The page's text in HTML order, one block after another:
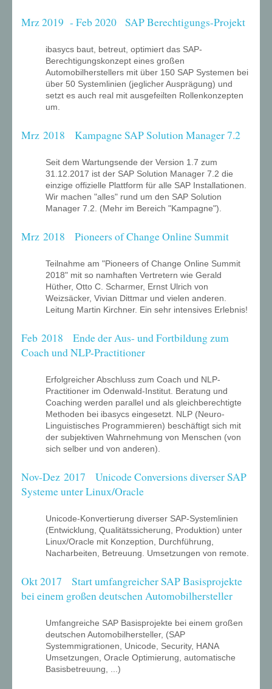
Mrz 2019 - Feb 2020 SAP Berechtigungs-Projekt
ibasycs baut, betreut, optimiert das SAP-
Berechtigungskonzept eines großen
Automobilherstellers mit über 150 SAP Systemen bei
über 50 Systemlinien (jeglicher Ausprägung) und
setzt es auch real mit ausgefeilten Rollenkonzepten
um.
Mrz 2018 Kampagne SAP Solution Manager 7.2
Seit dem Wartungsende der Version 1.7 zum
31.12.2017 ist der SAP Solution Manager 7.2 die
einzige offizielle Plattform für alle SAP Installationen.
Wir machen "alles" rund um den SAP Solution
Manager 7.2. (Mehr im Bereich "Kampagne").
Mrz 2018 Pioneers of Change Online Summit
Teilnahme am "Pioneers of Change Online Summit
2018" mit so namhaften Vertretern wie Gerald
Hüther, Otto C. Scharmer, Ernst Ulrich von
Weizsäcker, Vivian Dittmar und vielen anderen.
Leitung Martin Kirchner. Ein sehr intensives Erlebnis!
Feb 2018 Ende der Aus- und Fortbildung zum
Coach und NLP-Practitioner
Erfolgreicher Abschluss zum Coach und NLP-
Practitioner im Odenwald-Institut. Beratung und
Coaching werden parallel und als gleichberechtigte
Methoden bei ibasycs eingesetzt. NLP (Neuro-
Linguistisches Programmieren) beschäftigt sich mit
der subjektiven Wahrnehmung von Menschen (von
sich selber und von anderen).
Nov-Dez 2017 Unicode Conversions diverser SAP
Systeme unter Linux/Oracle
Unicode-Konvertierung diverser SAP-Systemlinien
(Entwicklung, Qualitätssicherung, Produktion) unter
Linux/Oracle mit Konzeption, Durchführung,
Nacharbeiten, Betreuung. Umsetzungen von remote.
Okt 2017 Start umfangreicher SAP Basisprojekte
bei einem großen deutschen Automobilhersteller
Umfangreiche SAP Basisprojekte bei einem großen
deutschen Automobilhersteller, (SAP
Systemmigrationen, Unicode, Security, HANA
Umsetzungen, Oracle Optimierung, automatische
Basisbetreuung, ...)